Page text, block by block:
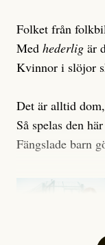
Folket från
Med hederlig är
Kvinnor i slöjor
Det är alltid
Så spelas den
Fängslade barn